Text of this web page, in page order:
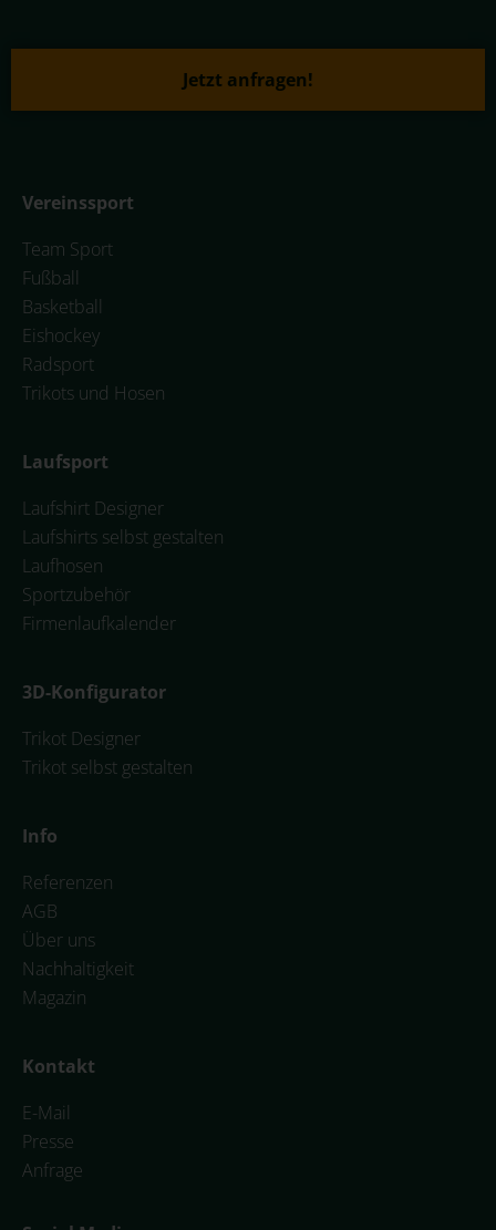
Jetzt anfragen!
Vereinssport
Team Sport
Fußball
Basketball
Eishockey
Radsport
Trikots und Hosen
Laufsport
Laufshirt Designer
Laufshirts selbst gestalten
Laufhosen
Sportzubehör
Firmenlaufkalender
3D-Konfigurator
Trikot Designer
Trikot selbst gestalten
Info
Referenzen
AGB
Über uns
Nachhaltigkeit
Magazin
Kontakt
E-Mail
Presse
Anfrage